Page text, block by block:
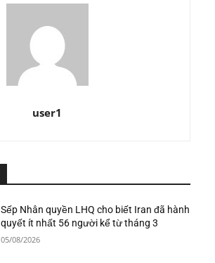
user1
Sếp Nhân quyền LHQ cho biết Iran đã hành
quyết ít nhất 56 người kể từ tháng 3
05/08/2026